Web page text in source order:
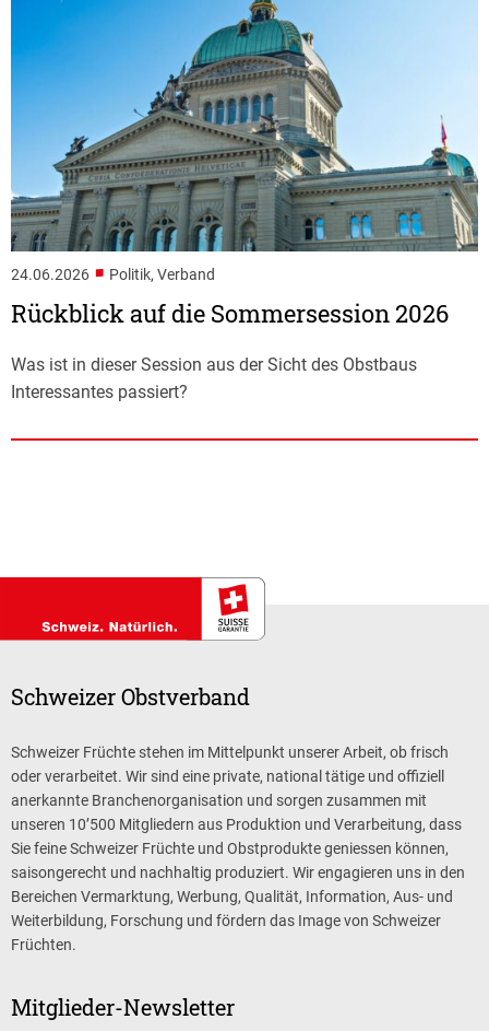
24.06.2026 ■ Politik, Verband
Rückblick auf die Sommersession 2026
Was ist in dieser Session aus der Sicht des Obstbaus
Interessantes passiert?
Schweizer Obstverband
Schweizer Früchte stehen im Mittelpunkt unserer Arbeit, ob frisch
oder verarbeitet. Wir sind eine private, national tätige und offiziell
anerkannte Branchenorganisation und sorgen zusammen mit
unseren 10’500 Mitgliedern aus Produktion und Verarbeitung, dass
Sie feine Schweizer Früchte und Obstprodukte geniessen können,
saisongerecht und nachhaltig produziert. Wir engagieren uns in den
Bereichen Vermarktung, Werbung, Qualität, Information, Aus- und
Weiterbildung, Forschung und fördern das Image von Schweizer
Früchten.
Mitglieder-Newsletter